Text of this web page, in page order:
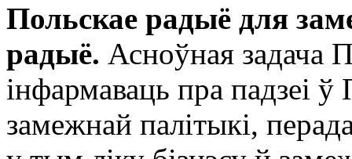
Польскае радыё для
радыё. Асноўная задача
інфармаваць пра падзеі
замежнай палітыкі,